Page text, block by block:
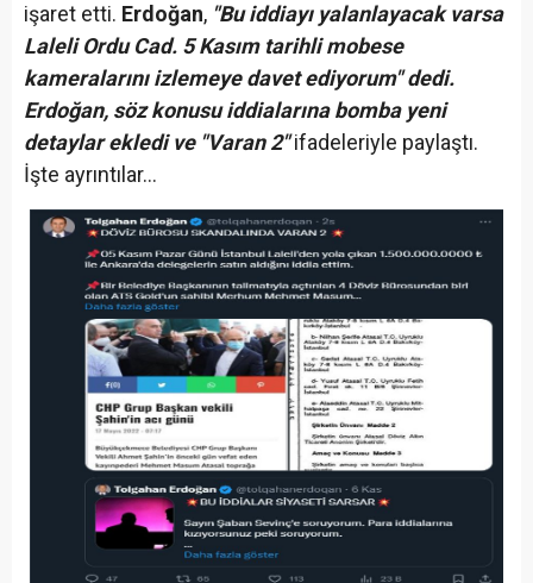
işaret etti. Erdoğan, "Bu iddiayı yalanlayacak varsa
Laleli Ordu Cad. 5 Kasım tarihli mobese
kameralarını izlemeye davet ediyorum" dedi.
Erdoğan, söz konusu iddialarına bomba yeni
detaylar ekledi ve "Varan 2"ifadeleriyle paylaştı.
İşte ayrıntılar...